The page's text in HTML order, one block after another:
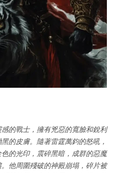
的戰士，擁有兇惡的寬臉和銳利
的皮膚。隨著雷霆萬鈞的怒吼，
的光印，震碎黑暗，成群的惡魔
他周圍殘破的神殿崩塌，碎片被